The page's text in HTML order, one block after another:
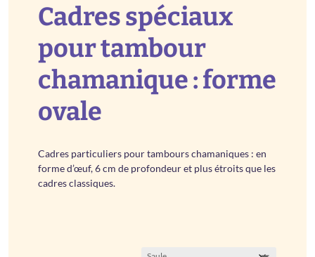
prix :
€ 42,00
à
Cadres spéciaux
pour tambour
chamanique : forme
ovale
Cadres particuliers pour tambours chamaniques : en
forme d’œuf, 6 cm de profondeur et plus étroits que les
cadres classiques.